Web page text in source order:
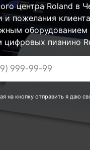
центра Roland в
и пожелания
оборудованием
цифровых пианино
на кнопку отправить я даю